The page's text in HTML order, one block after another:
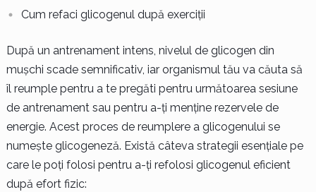
Cum refaci glicogenul după exerciții
După un antrenament intens, nivelul de glicogen din
mușchi scade semnificativ, iar organismul tău va căuta să
îl reumple pentru a te pregăti pentru următoarea sesiune
de antrenament sau pentru a-ți menține rezervele de
energie. Acest proces de reumplere a glicogenului se
numește glicogeneză. Există câteva strategii esențiale pe
care le poți folosi pentru a-ți refolosi glicogenul eficient
după efort fizic: